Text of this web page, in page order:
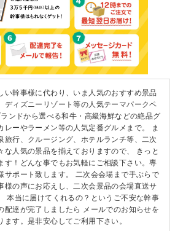
い幹事様に代わり、いま人気のおすすめ景品
ディズニーリゾート等の人気テーマパークペ
ンドから選べる和牛・高級海鮮などの絶品グ
レーやラーメン等の人気定番グルメまで。 ま
旅行、クルージング、ホテルランチ等、二次
な人気の景品を揃えておりますので、 きっと
す！どんな事でもお気軽にご相談下さい。専
サポート致します。 二次会会場まで手ぶらで
様の声にお応えし、二次会景品の会場直送サ
本当に届けてくれるの？というご不安な幹事
配達が完了しましたら メールでのお知らせを
す。是非安心してご利用下さい。